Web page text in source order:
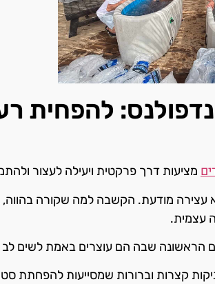
להפחית
מציעות דרך פרקטית ויעילה לעצור
עצירה מודעת. הקשבה למה שקורה בהווה,
עצמית.
הראשונה שבה הם עוצרים באמת לשים
קצרות וברורות שמסייעות להפחתת